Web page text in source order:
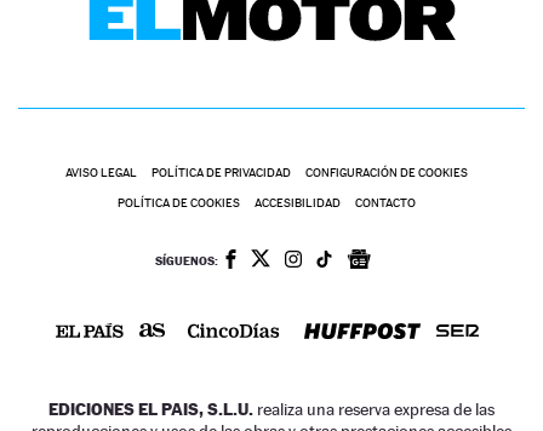
AVISO LEGAL POLÍTICA DE PRIVACIDAD CONFIGURACIÓN DE COOKIES
POLÍTICA DE COOKIES ACCESIBILIDAD CONTACTO
SÍGUENOS:
EDICIONES EL PAIS, S.L.U. realiza una reserva expresa de las